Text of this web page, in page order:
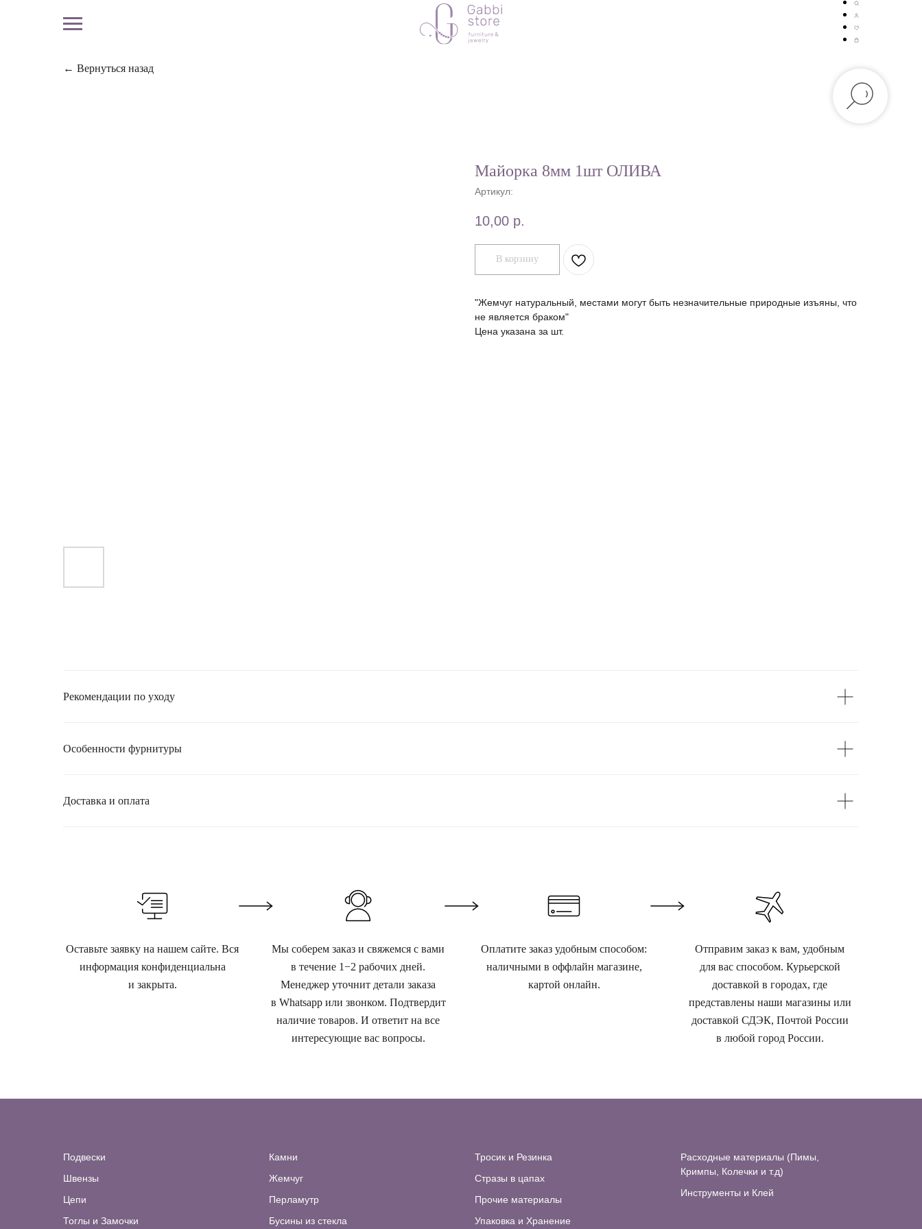
← Вернуться назад
Майорка 8мм 1шт ОЛИВА
Артикул:
10,00 р.
В корзину
"Жемчуг натуральный, местами могут быть незначительные природные изъяны, что
не является браком"
Цена указана за шт.
Рекомендации по уходу
Особенности фурнитуры
Доставка и оплата
Оставьте заявку на нашем сайте. Вся
информация конфиденциальна
и закрыта.
Мы соберем заказ и свяжемся с вами
в течение 1−2 рабочих дней.
Менеджер уточнит детали заказа
в Whatsapp или звонком. Подтвердит
наличие товаров. И ответит на все
интересующие вас вопросы.
Оплатите заказ удобным способом:
наличными в оффлайн магазине,
картой онлайн.
Отправим заказ к вам, удобным
для вас способом. Курьерской
доставкой в городах, где
представлены наши магазины или
доставкой СДЭК, Почтой России
в любой город России.
Подвески
Швензы
Цепи
Тоглы и Замочки
Камни
Жемчуг
Перламутр
Бусины из стекла
Тросик и Резинка
Стразы в цапах
Прочие материалы
Упаковка и Хранение
Расходные материалы (Пимы,
Кримпы, Колечки и т.д)
Инструменты и Клей